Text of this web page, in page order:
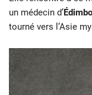
un médecin d’
tourné vers l’Asie